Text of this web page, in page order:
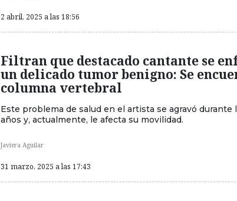
2 abril, 2025 a las 18:56
Filtran que destacado cantante se
un delicado tumor benigno: Se
columna vertebral
Este problema de salud en el artista se agravó durante
años y, actualmente, le afecta su movilidad.
Javiera Aguilar
31 marzo, 2025 a las 17:43